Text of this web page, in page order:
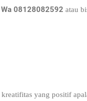
Wa 08128082592 atau
yang positif